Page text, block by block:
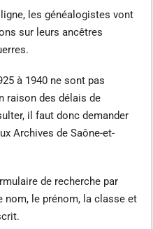
les généalogistes vont
sur leurs ancêtres
à 1940 ne sont pas
raison des délais de
il faut donc demander
Archives de Saône-et-
de recherche par
nom, le prénom, la classe et